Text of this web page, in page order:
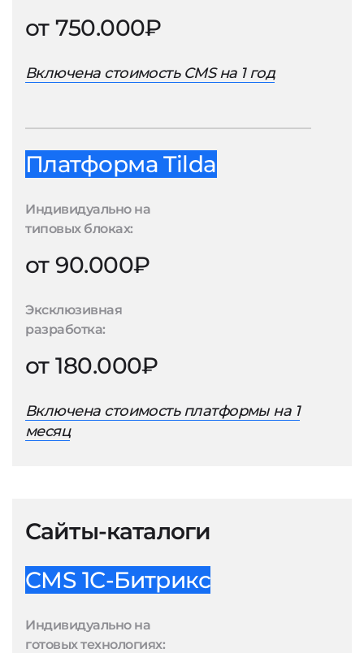
от 750.000₽
Включена стоимость CMS на 1 год
Платформа Tilda
Индивидуально на
типовых блоках:
от 90.000₽
Эксклюзивная
разработка:
от 180.000₽
Включена стоимость платформы на 1
месяц
Сайты-каталоги
CMS 1С-Битрикс
Индивидуально на
готовых технологиях: